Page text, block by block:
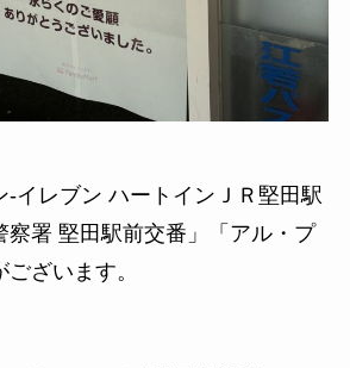
-イレブン ハートインＪＲ堅田駅
察署 堅田駅前交番」「アル・プ
ざいます。